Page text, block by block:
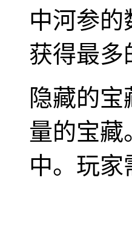
中河参的
获得最多
隐藏的
量的宝藏
中。玩家